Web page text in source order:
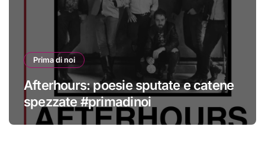
Prima di noi
Afterhours: poesie sputate e catene
spezzate #primadinoi